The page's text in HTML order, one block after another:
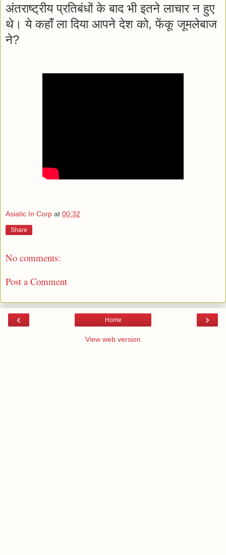
अंतराष्ट्रीय प्रतिबंधों के बाद भी इतने लाचार न हुए
थे। ये कहाँ ला दिया आपने देश को, फेंकू जूमलेबाज
ने?
Asiatic In Corp at 00:32
Share
No comments:
Post a Comment
‹ ›
Home
View web version